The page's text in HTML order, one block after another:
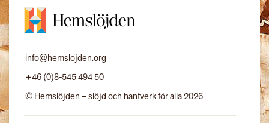
info@hemslojden.org
+46 (0)8-545 494 50
© Hemslöjden – slöjd och hantverk för alla 2026